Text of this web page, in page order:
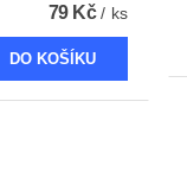
79 Kč/ ks